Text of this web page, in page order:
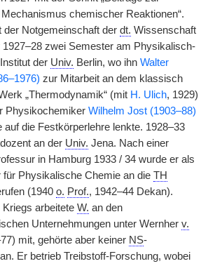
chemischer Reaktionen“.
der Notgemeinschaft der dt. Wissenschaft
1927–28 zwei Semester am Physikalisch-
der Univ. Berlin, wo ihn Walter
zur Mitarbeit an dem klassisch
„Thermodynamik“ (mit H. Ulich, 1929)
Physikochemiker Wilhelm Jost (1903–88)
auf die Festkörperlehre lenkte. 1928–33
an der Univ. Jena. Nach einer
in Hamburg 1933 / 34 wurde er als
für Physikalische Chemie an die TH
(1940 o. Prof., 1942–44 Dekan).
arbeitete W. an den
Unternehmungen unter Wernher v.
mit, gehörte aber keiner NS-
Er betrieb Treibstoff-Forschung, wobei